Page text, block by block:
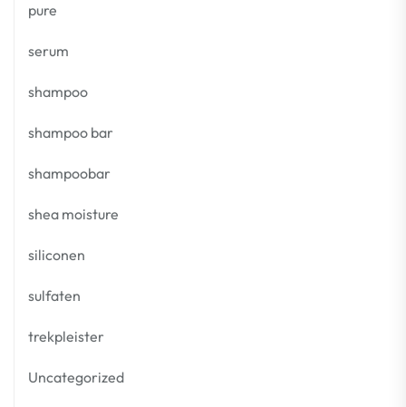
pure
serum
shampoo
shampoo bar
shampoobar
shea moisture
siliconen
sulfaten
trekpleister
Uncategorized